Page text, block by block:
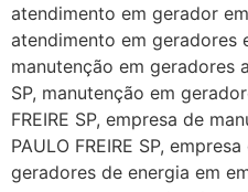
atendimento em gerador em
atendimento em geradores
manutenção em geradores
SP, manutenção em
FREIRE SP, empresa de
PAULO FREIRE SP,
geradores de energia em em